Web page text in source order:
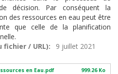
décision. Par conséquent la
des ressources en eau peut être
que celle de la planification
/ URL)
9 juillet 2021
en Eau.pdf 999.26 Ko